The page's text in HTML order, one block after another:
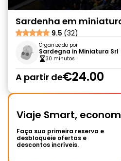
Sardenha em
9.5 (32)
Organizado por
Sardegna in Miniatura Srl
30 minutos
A partir de€24.00
Viaje Smart,
Faça sua primeira reserva e
desbloqueie ofertas e
descontos incríveis.